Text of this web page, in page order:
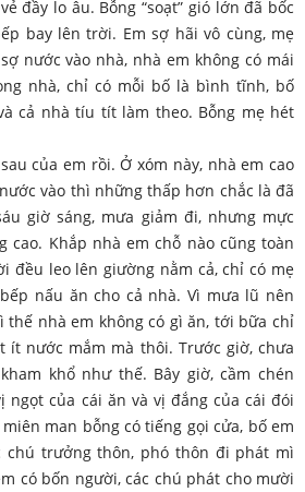
đầy lo âu. Bỗng “soạt” gió lớn đã bốc
bay lên trời. Em sợ hãi vô cùng, mẹ
nước vào nhà, nhà em không có mái
nhà, chỉ có mỗi bố là bình tĩnh, bố
cả nhà tíu tít làm theo. Bỗng mẹ hét
của em rồi. Ở xóm này, nhà em cao
vào thì những thấp hơn chắc là đã
giờ sáng, mưa giảm đi, nhưng mực
cao. Khắp nhà em chỗ nào cũng toàn
đều leo lên giường nằm cả, chỉ có mẹ
nấu ăn cho cả nhà. Vì mưa lũ nên
thế nhà em không có gì ăn, tới bữa chỉ
ít nước mắm mà thôi. Trước giờ, chưa
khổ như thế. Bây giờ, cầm chén
ngọt của cái ăn và vị đắng của cái đói
man bỗng có tiếng gọi cửa, bố em
chú trưởng thôn, phó thôn đi phát mì
có bốn người, các chú phát cho mười